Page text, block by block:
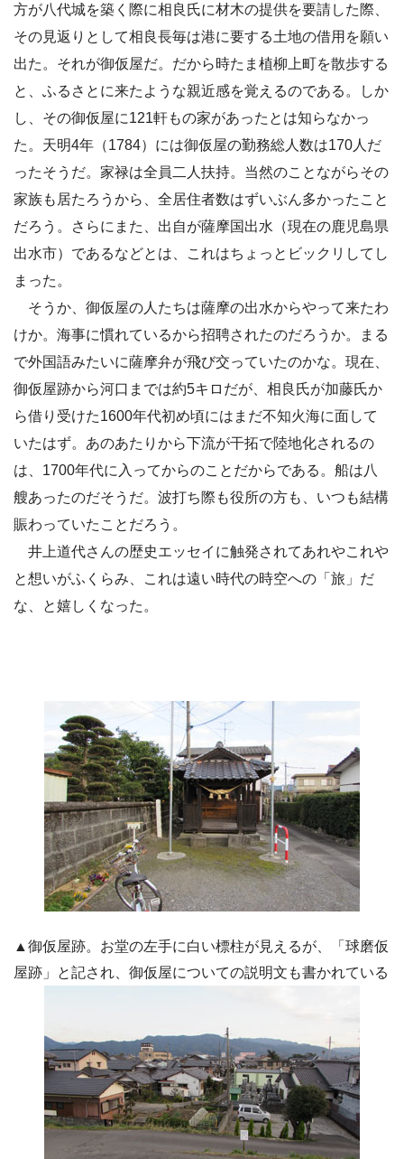
方が八代城を築く際に相良氏に材木の提供を要請した際、
その見返りとして相良長毎は港に要する土地の借用を願い
出た。それが御仮屋だ。だから時たま植柳上町を散歩する
と、ふるさとに来たような親近感を覚えるのである。しか
し、その御仮屋に121軒もの家があったとは知らなかっ
た。天明4年（1784）には御仮屋の勤務総人数は170人だ
ったそうだ。家禄は全員二人扶持。当然のことながらその
家族も居たろうから、全居住者数はずいぶん多かったこと
だろう。さらにまた、出自が薩摩国出水（現在の鹿児島県
出水市）であるなどとは、これはちょっとビックリしてし
まった。
そうか、御仮屋の人たちは薩摩の出水からやって来たわ
けか。海事に慣れているから招聘されたのだろうか。まる
で外国語みたいに薩摩弁が飛び交っていたのかな。現在、
御仮屋跡から河口までは約5キロだが、相良氏が加藤氏か
ら借り受けた1600年代初め頃にはまだ不知火海に面して
いたはず。あのあたりから下流が干拓で陸地化されるの
は、1700年代に入ってからのことだからである。船は八
艘あったのだそうだ。波打ち際も役所の方も、いつも結構
賑わっていたことだろう。
井上道代さんの歴史エッセイに触発されてあれやこれや
と想いがふくらみ、これは遠い時代の時空への「旅」だ
な、と嬉しくなった。
▲御仮屋跡。お堂の左手に白い標柱が見えるが、「球磨仮
屋跡」と記され、御仮屋についての説明文も書かれている